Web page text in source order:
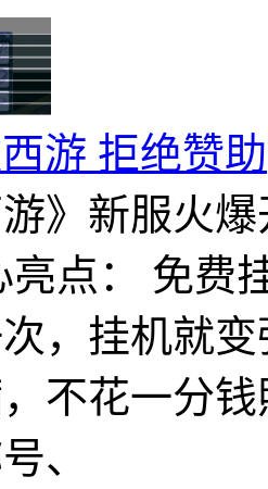
游 拒绝赞助
游》新服火
亮点： 免费
，挂机就
不花一分
、